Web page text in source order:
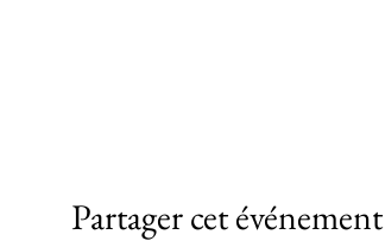
Partager cet événement